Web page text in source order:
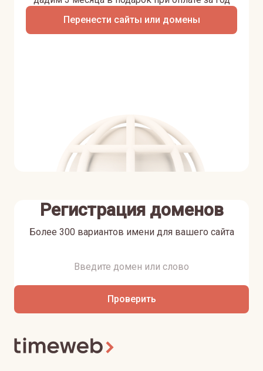
Перенести сайты или домены
Регистрация доменов
Более 300 вариантов имени для вашего сайта
Проверить